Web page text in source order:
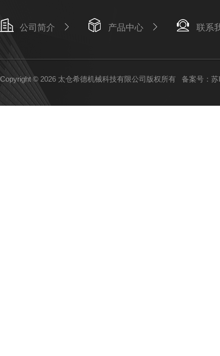
公司简介 产品中心 联系
Copyright © 2026 太仓希德机械科技有限公司版权所有 备案号：